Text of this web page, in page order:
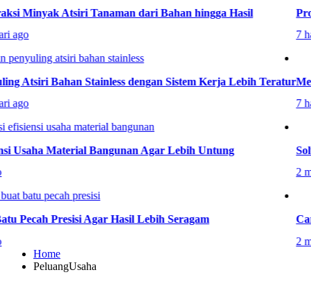
Minyak Atsiri Tanaman dari Bahan hingga Hasil
Atsiri Bahan Stainless dengan Sistem Kerja Lebih Teratur
Material Bangunan Agar Lebih Untung
Presisi Agar Hasil Lebih Seragam
7 hari
Mesin
7 hari
2
Cara
2
Home
PeluangUsaha